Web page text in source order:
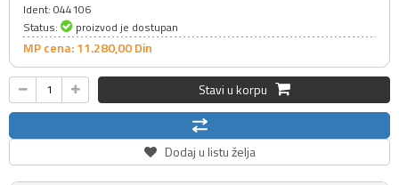
Ident: 044106
Status:
proizvod je dostupan
MP cena: 11.280,00Din
Stavi u korpu
Dodaj u listu želja